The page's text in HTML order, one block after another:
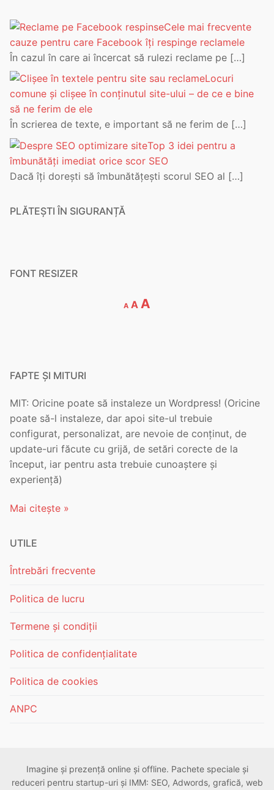
Cele mai frecvente
cauze pentru care Facebook îți respinge reclamele
În cazul în care ai încercat să rulezi reclame pe […]
Locuri
comune și clișee în conținutul site-ului – de ce e bine
să ne ferim de ele
În scrierea de texte, e important să ne ferim de […]
Top 3 idei pentru a
îmbunătăți imediat orice scor SEO
Dacă îți dorești să îmbunătățești scorul SEO al […]
PLĂTEȘTI ÎN SIGURANȚĂ
FONT RESIZER
A
Decrease
font
A Reset
A
FAPTE ȘI MITURI
MIT: Oricine poate să instaleze un Wordpress! (Oricine
poate să-l instaleze, dar apoi site-ul trebuie
configurat, personalizat, are nevoie de conținut, de
update-uri făcute cu grijă, de setări corecte de la
început, iar pentru asta trebuie cunoaștere și
experiență)
Mai citește »
UTILE
Întrebări frecvente
Politica de lucru
Termene și condiții
Politica de confidențialitate
Politica de cookies
ANPC
Imagine și prezență online și offline. Pachete speciale și
reduceri pentru startup-uri și IMM: SEO, Adwords, grafică, web